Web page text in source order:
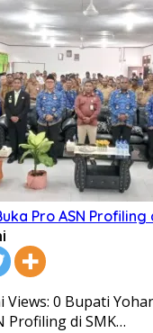
Pro ASN Profiling
0 Bupati
Profiling di SMK…